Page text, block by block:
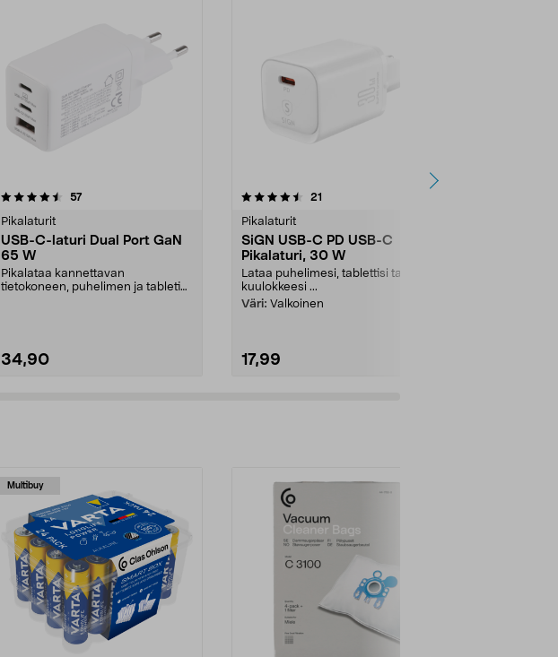
57arvostelut
Pikalaturit
USB-C-laturi Dual Port GaN
65 W
Pikalataa kannettavan
tietokoneen, puhelimen ja tabletin
34,90
4.5 viidestä
21
Pikalaturit
SiGN USB-C PD USB-C
Pikalaturi, 30 W
Lataa puhelimesi, tablettisi tai
kuulokkeesi ...
Väri: Valkoinen
17,99
4.5 viidestä
Multibuy